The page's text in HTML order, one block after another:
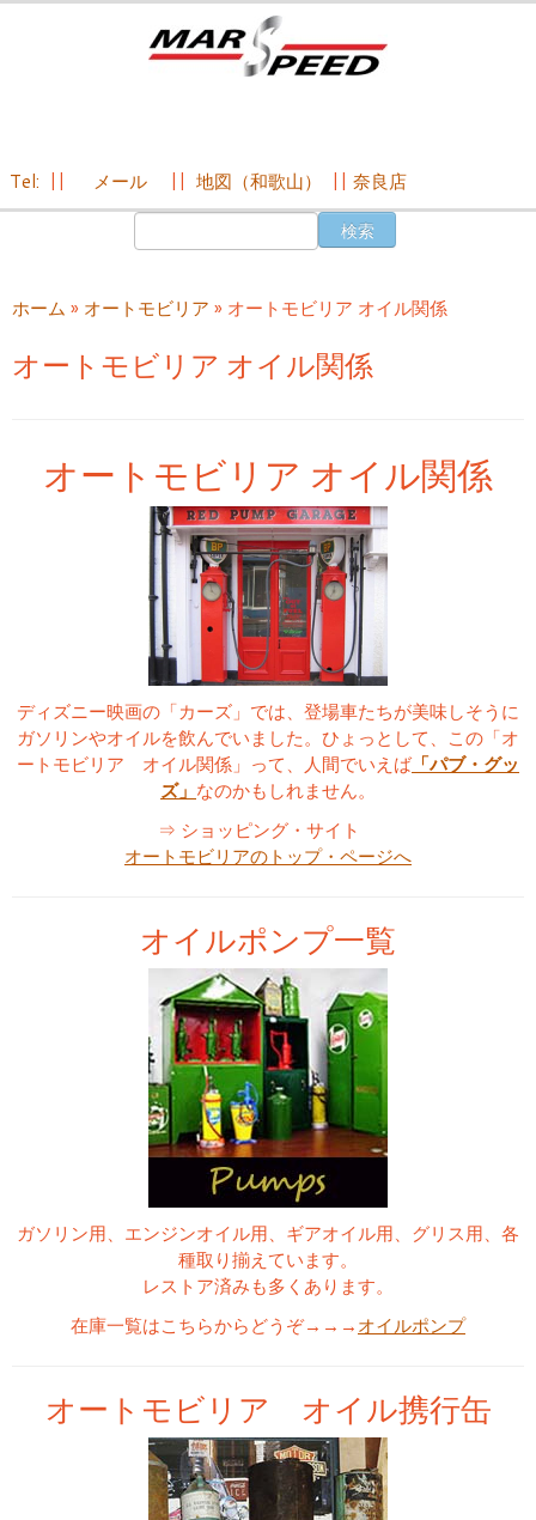
ン
へ
ス
Tel: メール 地図（和歌山） 奈良店
ホーム » オートモビリア » オートモビリア オイル関係
オートモビリア オイル関係
オートモビリア オイル関係
ディズニー映画の「カーズ」では、登場車たちが美味しそうに
ガソリンやオイルを飲んでいました。ひょっとして、この「オ
ートモビリア オイル関係」って、人間でいえば「パブ・グッ
ズ」 なのかもしれません。
⇒ ショッピング・サイト
オートモビリアのトップ・ページへ
オイルポンプ一覧
ガソリン用、エンジンオイル用、ギアオイル用、グリス用、各
種取り揃えています。
レストア済みも多くあります。
在庫一覧はこちらからどうぞ→→→オイルポンプ
オートモビリア オイル携行缶